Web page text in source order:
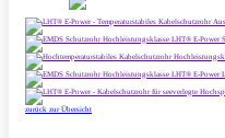
zurück zur Übersicht